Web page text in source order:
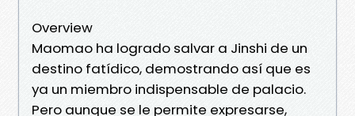
Overview
Maomao ha logrado salvar a Jinshi de un
destino fatídico, demostrando así que es
ya un miembro indispensable de palacio.
Pero aunque se le permite expresarse,